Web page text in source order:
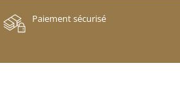
Paiement sécurisé